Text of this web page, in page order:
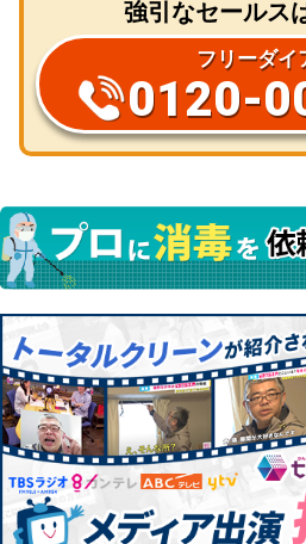
強引なセールス
フリーダイ
0120-